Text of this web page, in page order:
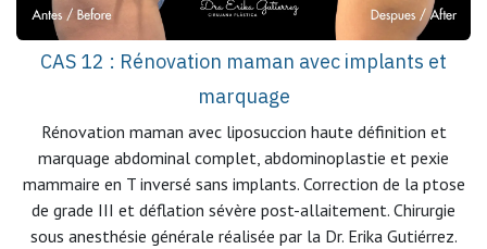
CAS 12 : Rénovation maman avec implants et
marquage
Rénovation maman avec liposuccion haute définition et
marquage abdominal complet, abdominoplastie et pexie
mammaire en T inversé sans implants. Correction de la ptose
de grade III et déflation sévère post-allaitement. Chirurgie
sous anesthésie générale réalisée par la Dr. Erika Gutiérrez.